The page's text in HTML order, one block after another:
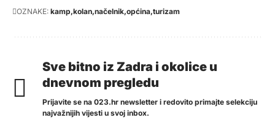
OZNAKE: kamp kolan načelnik općina turizam
Sve bitno iz Zadra i okolice u
dnevnom pregledu
Prijavite se na 023.hr newsletter i redovito primajte selekciju
najvažnijih vijesti u svoj inbox.